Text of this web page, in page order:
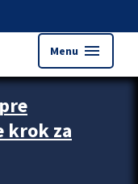
Menu menu
krok za